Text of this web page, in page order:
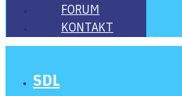
FORUM
KON­TAKT
SDL